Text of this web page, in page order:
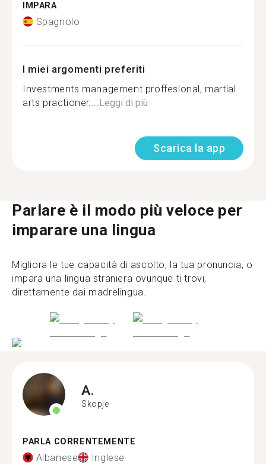
IMPARA
Spagnolo
I miei argomenti preferiti
Investments management proffesional, martial
arts practioner,... Leggi di più
Scarica la app
Parlare è il modo più veloce per
imparare una lingua
Migliora le tue capacità di ascolto, la tua pronuncia, o
impara una lingua straniera ovunque ti trovi,
direttamente dai madrelingua.
A.
Skopje
PARLA CORRENTEMENTE
Albanese Inglese